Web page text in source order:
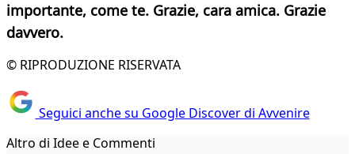
importante, come te. Grazie, cara amica. Grazie
davvero.
© RIPRODUZIONE RISERVATA
Seguici anche su Google Discover di Avvenire
Altro di Idee e Commenti